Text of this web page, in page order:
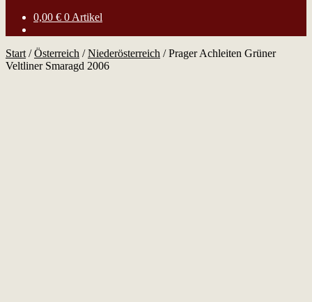
0,00 € 0 Artikel
Start /Österreich /Niederösterreich /Prager Achleiten Grüner
Veltliner Smaragd 2006